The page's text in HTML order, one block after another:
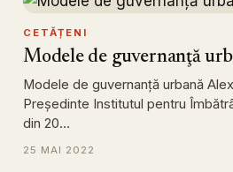
CETĂȚENI
Modele de guvernanţă
Modele de guvernanţă urbană
Președinte Institutul pentru
din 20…
25 MAI 2022